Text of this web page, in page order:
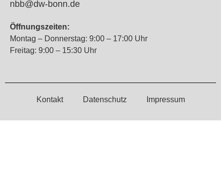
nbb@dw-bonn.de
Öffnungszeiten:
Montag – Donnerstag: 9:00 – 17:00 Uhr
Freitag: 9:00 – 15:30 Uhr
Kontakt Datenschutz Impressum